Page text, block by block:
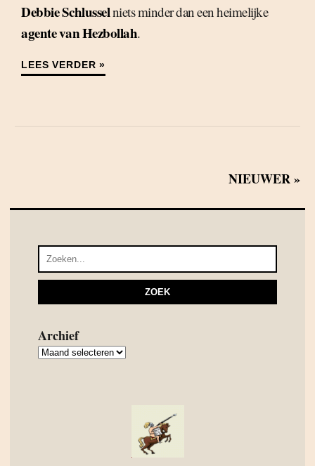
Debbie Schlusselniets minder dan een heimelijke
agente van Hezbollah.
LEES VERDER »
NIEUWER »
Archief
Archief